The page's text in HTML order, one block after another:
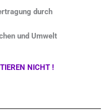
durch
und Umwelt
NICHT !